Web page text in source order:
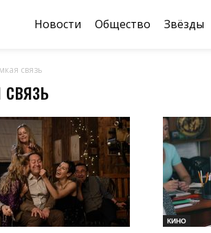
Новости Общество Звёзды
связь
КИНО